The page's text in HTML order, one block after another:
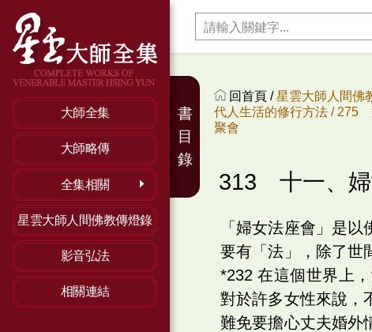
大師全集
大師略傳
全集相關
星雲大師人間佛教傳燈錄
影音弘法
相關連結
回首頁 /星雲大師人間佛
代人生活的修行方法 / 275
聚會
313 十一、
「婦女法座會」是
要有「法」，除了世
*232 在這個世界上
對於許多女性來說，
難免要擔心丈夫婚外
書
目
錄